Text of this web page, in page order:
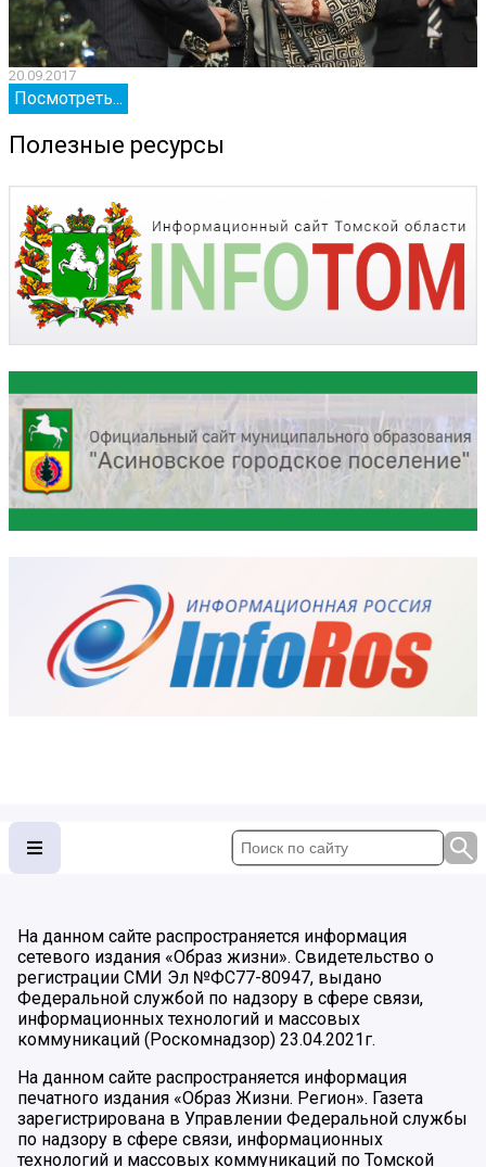
20.09.2017
Посмотреть...
Полезные ресурсы
На данном сайте распространяется информация
сетевого издания «Образ жизни». Свидетельство о
регистрации СМИ Эл №ФС77-80947, выдано
Федеральной службой по надзору в сфере связи,
информационных технологий и массовых
коммуникаций (Роскомнадзор) 23.04.2021г.
На данном сайте распространяется информация
печатного издания «Образ Жизни. Регион». Газета
зарегистрирована в Управлении Федеральной службы
по надзору в сфере связи, информационных
технологий и массовых коммуникаций по Томской